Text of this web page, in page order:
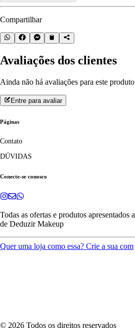
Compartilhar
Avaliações dos clientes
Ainda não há avaliações para este
Entre para avaliar
Páginas
Contato
DÚVIDAS
Conecte-se conosco
Todas as ofertas e produtos apresentados
de Deduzir Makeup
Quer uma loja como essa? Crie a sua com
© 2026 Todos os direitos reservados